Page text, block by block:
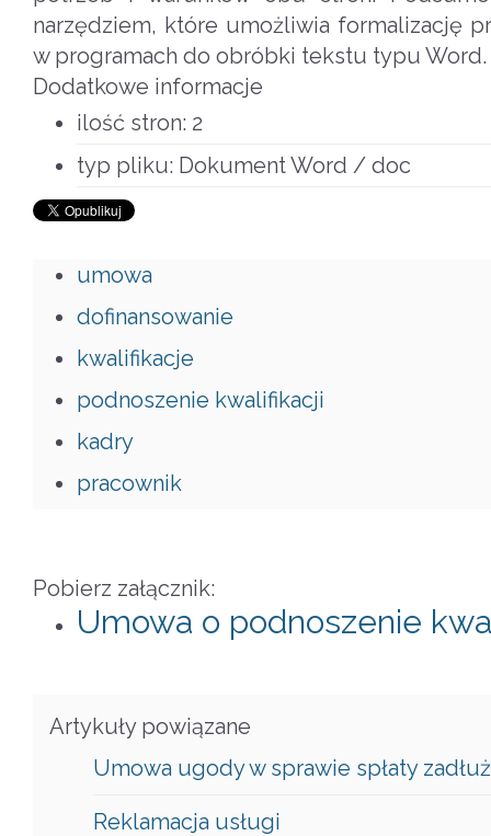
narzędziem, które umożliwia formalizację
w programach do obróbki tekstu typu Word.
Dodatkowe informacje
ilość stron: 2
typ pliku: Dokument Word / doc
umowa
dofinansowanie
kwalifikacje
podnoszenie kwalifikacji
kadry
pracownik
Pobierz załącznik:
Umowa o podnoszenie
Artykuły powiązane
Umowa ugody w sprawie spłaty
Reklamacja usługi